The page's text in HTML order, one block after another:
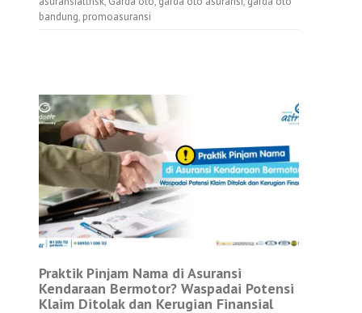
bandung, promoasuransi
Praktik Pinjam Nama di Asuransi
Kendaraan Bermotor? Waspadai Potensi
Klaim Ditolak dan Kerugian Finansial